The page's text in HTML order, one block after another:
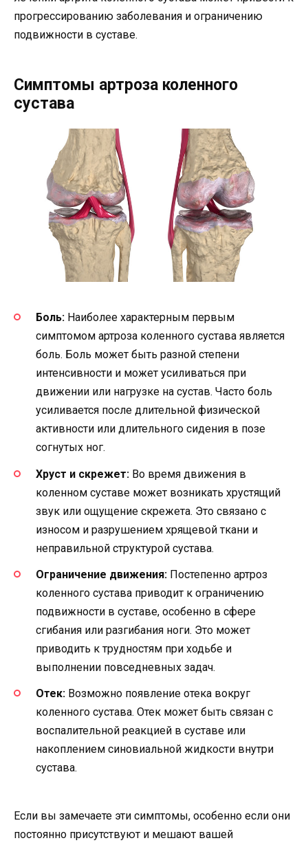
прогрессированию заболевания и ограничению
подвижности в суставе.
Симптомы артроза коленного
сустава
Боль: Наиболее характерным первым
симптомом артроза коленного сустава является
боль. Боль может быть разной степени
интенсивности и может усиливаться при
движении или нагрузке на сустав. Часто боль
усиливается после длительной физической
активности или длительного сидения в позе
согнутых ног.
Хруст и скрежет: Во время движения в
коленном суставе может возникать хрустящий
звук или ощущение скрежета. Это связано с
износом и разрушением хрящевой ткани и
неправильной структурой сустава.
Ограничение движения: Постепенно артроз
коленного сустава приводит к ограничению
подвижности в суставе, особенно в сфере
сгибания или разгибания ноги. Это может
приводить к трудностям при ходьбе и
выполнении повседневных задач.
Отек: Возможно появление отека вокруг
коленного сустава. Отек может быть связан с
воспалительной реакцией в суставе или
накоплением синовиальной жидкости внутри
сустава.
Если вы замечаете эти симптомы, особенно если они
постоянно присутствуют и мешают вашей